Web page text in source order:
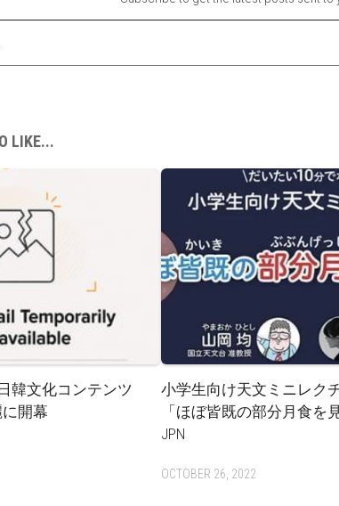
LIKE...
日韓文化コンテンツ
開幕
小学生向け天文ミニレク
「ほぼ皆既の部分月食を
JPN
OCTOBER 26, 2022